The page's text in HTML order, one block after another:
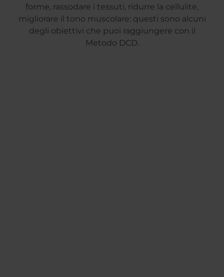
forme, rassodare i tessuti, ridurre la cellulite,
migliorare il tono muscolare: questi sono alcuni
degli obiettivi che puoi raggiungere con il
Metodo DCD.